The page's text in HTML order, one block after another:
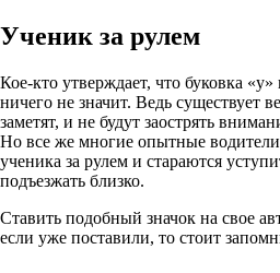
Ученик за рулем
Кое-кто утверждает, что буковка
ничего не значит. Ведь существует
заметят, и не будут заострять
Но все же многие опытные
ученика за рулем и стараются
подъезжать близко.
Ставить подобный значок на свое
если уже поставили, то стоит